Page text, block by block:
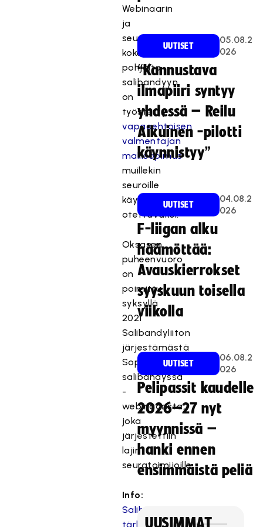
Webinaarin
ja
seuran
kokemusten
pohjalta
salibandyyn
on
työstetty
vapaaehtoisen
valmentajan
mallisopimus
muillekin
seuroille
käyttöön
otettavaksi.
Oksasen
puheenvuoro
on
poimittu
syksyllä
2021
Salibandyliiton
järjestämästä
Sopimuskäytännöt
salibandyssä
-
webinaarista,
joka
järjestettiin
lajin
seuratoimijoille.
Info:
Salibandyliiton
tärkeimmät
T
ä
i
s
ä
l
t
ö
o
n
e
t
t
y
,
o
s
k
UUTISET
05.08.2
026
“Kannustava
ilmapiiri syntyy
yhdessä – Reilu
Aikuinen -pilotti
käynnistyy”
UUTISET
04.08.2
026
F-liigan alku
häämöttää:
Avauskierrokset
syyskuun toisella
viikolla
UUTISET
06.08.2
026
Pelipassit kaudelle
2026–27 nyt
myynnissä –
hanki ennen
ensimmäistä peliä
UUSIMMAT